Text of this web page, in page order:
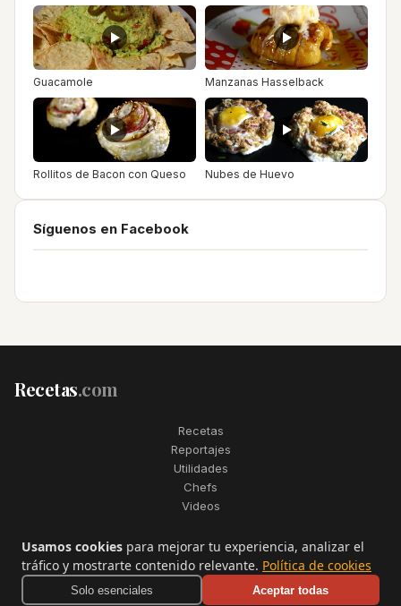
Guacamole Manzanas Hasselback
Rollitos de Bacon con Queso Nubes de Huevo
Síguenos en Facebook
Recetas.com
Recetas
Reportajes
Utilidades
Chefs
Videos
2006–2026. Todos los derechos reservados. Recetas.com es una
marca registrada de Telfo Networks S.L.
Aviso legal·Condiciones de uso·Contactar
Usamos cookies para mejorar tu experiencia, analizar el
tráfico y mostrarte contenido relevante. Política de cookies
Solo esenciales Aceptar todas